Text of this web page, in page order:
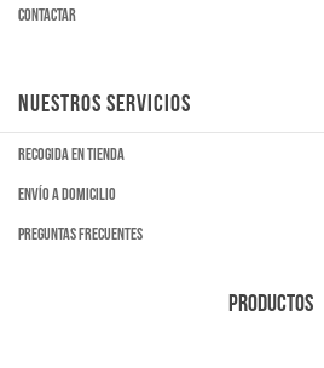
Contactar
NUESTROS SERVICIOS
Recogida en tienda
Envío a domicilio
Preguntas frecuentes
PRODUCTOS